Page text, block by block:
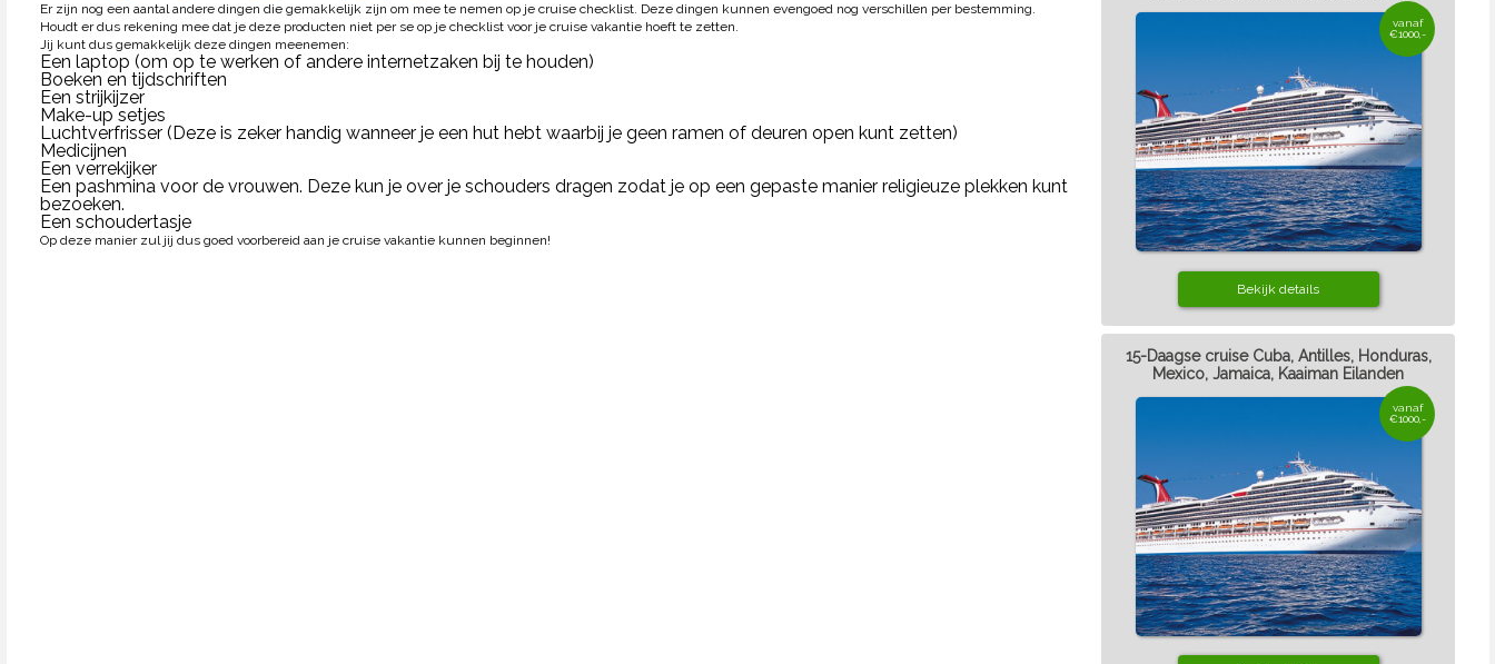
Er zijn nog een aantal andere dingen die gemakkelijk zijn om mee te nemen op je cruise checklist. Deze dingen kunnen evengoed nog verschillen per bestemming.
Houdt er dus rekening mee dat je deze producten niet per se op je checklist voor je cruise vakantie hoeft te zetten.
Jij kunt dus gemakkelijk deze dingen meenemen:
Een laptop (om op te werken of andere internetzaken bij te houden)
Boeken en tijdschriften
Een strijkijzer
Make-up setjes
Luchtverfrisser (Deze is zeker handig wanneer je een hut hebt waarbij je geen ramen of deuren open kunt zetten)
Medicijnen
Een verrekijker
Een pashmina voor de vrouwen. Deze kun je over je schouders dragen zodat je op een gepaste manier religieuze plekken kunt
bezoeken.
Een schoudertasje
Op deze manier zul jij dus goed voorbereid aan je cruise vakantie kunnen beginnen!
vanaf
€1000,-
Bekijk details
15-Daagse cruise Cuba, Antilles, Honduras,
Mexico, Jamaica, Kaaiman Eilanden
vanaf
€1000,-